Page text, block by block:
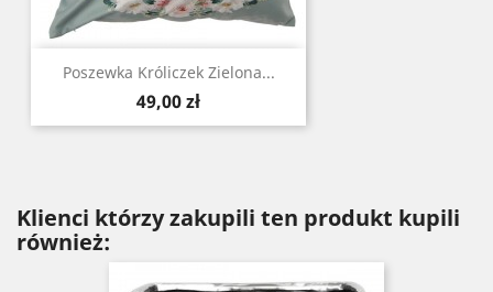
Poszewka Króliczek Zielona...
Cena
49,00 zł
Klienci którzy zakupili ten produkt kupili
również: